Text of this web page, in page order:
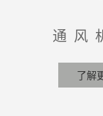
通风
了解